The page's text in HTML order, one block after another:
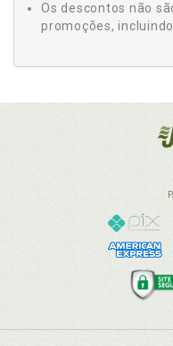
Os descontos não
promoções, incluindo